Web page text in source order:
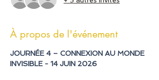
À propos de l'événement
JOURNÉE 4 – CONNEXION AU MONDE
INVISIBLE - 14 JUIN 2026